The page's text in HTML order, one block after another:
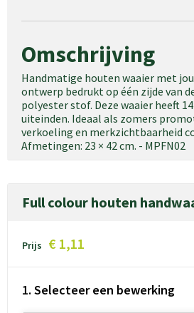
Omschrijving
Handmatige houten waaier met
ontwerp bedrukt op één zijde van
polyester stof. Deze waaier heeft
uiteinden. Ideaal als zomers
verkoeling en merkzichtbaarheid
Afmetingen: 23 × 42 cm. - MPFN02
Full colour houten
Prijs € 1,11
1. Selecteer een bewerking